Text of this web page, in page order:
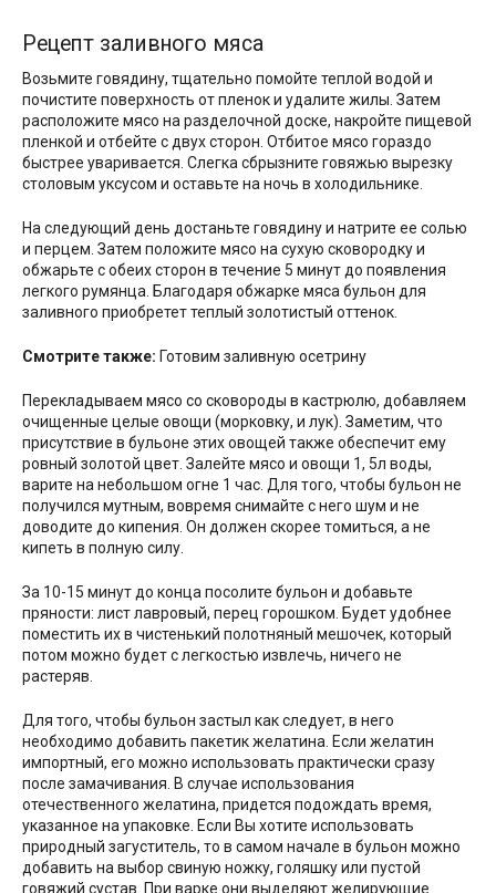
Рецепт заливного мяса
Возьмите говядину, тщательно помойте теплой водой и
почистите поверхность от пленок и удалите жилы. Затем
расположите мясо на разделочной доске, накройте пищевой
пленкой и отбейте с двух сторон. Отбитое мясо гораздо
быстрее уваривается. Слегка сбрызните говяжью вырезку
столовым уксусом и оставьте на ночь в холодильнике.
На следующий день достаньте говядину и натрите ее солью
и перцем. Затем положите мясо на сухую сковородку и
обжарьте с обеих сторон в течение 5 минут до появления
легкого румянца. Благодаря обжарке мяса бульон для
заливного приобретет теплый золотистый оттенок.
Смотрите также: Готовим заливную осетрину
Перекладываем мясо со сковороды в кастрюлю, добавляем
очищенные целые овощи (морковку, и лук). Заметим, что
присутствие в бульоне этих овощей также обеспечит ему
ровный золотой цвет. Залейте мясо и овощи 1, 5л воды,
варите на небольшом огне 1 час. Для того, чтобы бульон не
получился мутным, вовремя снимайте с него шум и не
доводите до кипения. Он должен скорее томиться, а не
кипеть в полную силу.
За 10-15 минут до конца посолите бульон и добавьте
пряности: лист лавровый, перец горошком. Будет удобнее
поместить их в чистенький полотняный мешочек, который
потом можно будет с легкостью извлечь, ничего не
растеряв.
Для того, чтобы бульон застыл как следует, в него
необходимо добавить пакетик желатина. Если желатин
импортный, его можно использовать практически сразу
после замачивания. В случае использования
отечественного желатина, придется подождать время,
указанное на упаковке. Если Вы хотите использовать
природный загуститель, то в самом начале в бульон можно
добавить на выбор свиную ножку, голяшку или пустой
говяжий сустав. При варке они выделяют желирующие